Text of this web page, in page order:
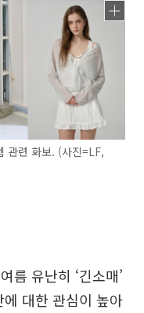
관련 화보. (사진=LF,
름 유난히 ‘긴소매’
대한 관심이 높아